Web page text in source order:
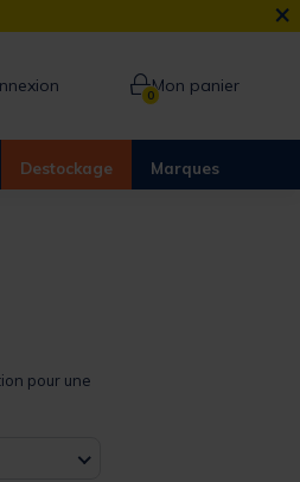
×
0Mon panier
Destockage Marques
pour une